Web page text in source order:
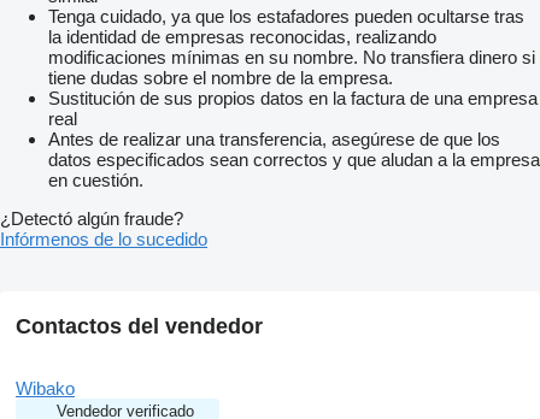
Tenga cuidado, ya que los estafadores pueden ocultarse tras
la identidad de empresas reconocidas, realizando
modificaciones mínimas en su nombre. No transfiera dinero si
tiene dudas sobre el nombre de la empresa.
Sustitución de sus propios datos en la factura de una empresa
real
Antes de realizar una transferencia, asegúrese de que los
datos especificados sean correctos y que aludan a la empresa
en cuestión.
¿Detectó algún fraude?
Infórmenos de lo sucedido
Contactos del vendedor
Wibako
Vendedor verificado